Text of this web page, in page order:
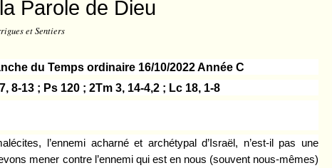
Parole de Dieu
et Sentiers
du Temps ordinaire 16/10/2022 Année C
8-13 ; Ps 120 ; 2Tm 3, 14-4,2 ; Lc 18, 1-8
l’ennemi acharné et archétypal d’Israël, n’est-il pas une
mener contre l’ennemi qui est en nous (souvent nous-mêmes)